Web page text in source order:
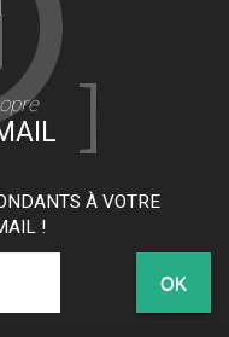
À VOTRE
!
OK